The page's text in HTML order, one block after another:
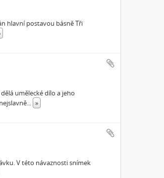
hlavní postavou básně Tři
umělecké dílo a jeho
... »
V této návaznosti snímek